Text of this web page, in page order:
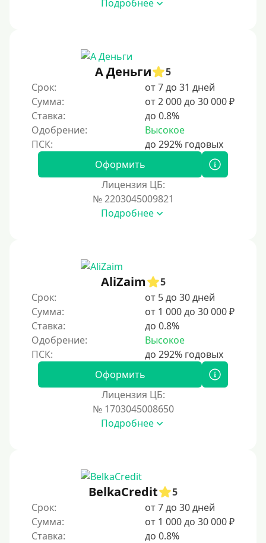
Подробнее
А Деньги
5
Срок:
от 7 до 31 дней
Сумма:
от 2 000 до 30 000 ₽
Ставка:
до 0.8%
Одобрение:
Высокое
Оформить
Лицензия ЦБ:
№ 2203045009821
Подробнее
AliZaim
5
Срок:
от 5 до 30 дней
Сумма:
от 1 000 до 30 000 ₽
Ставка:
до 0.8%
Одобрение:
Высокое
Оформить
Лицензия ЦБ:
№ 1703045008650
Подробнее
BelkaCredit
5
Срок:
от 7 до 30 дней
Сумма:
от 1 000 до 30 000 ₽
Ставка:
до 0.8%